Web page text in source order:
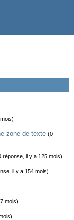
zone de texte (0
réponse, il y a 125 mois)
il y a 154 mois)
mois)